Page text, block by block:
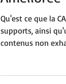
Qu'est ce que la
supports, ainsi
contenus non